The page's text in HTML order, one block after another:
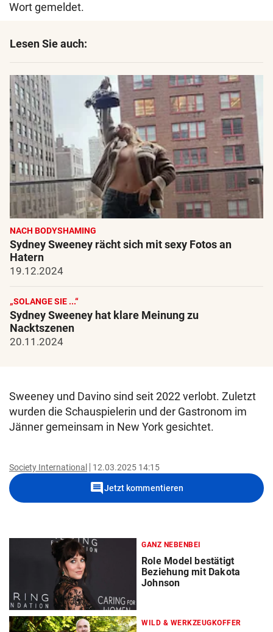
Wort gemeldet.
Lesen Sie auch:
NACH BODYSHAMING
Sydney Sweeney rächt sich mit sexy Fotos an
Hatern
19.12.2024
„SOLANGE SIE ...“
Sydney Sweeney hat klare Meinung zu
Nacktszenen
20.11.2024
Sweeney und Davino sind seit 2022 verlobt. Zuletzt
wurden die Schauspielerin und der Gastronom im
Jänner gemeinsam in New York gesichtet.
Society International 12.03.2025 14:15
commentJetzt kommentieren
GANZ NEBENBEI
Role Model bestätigt
Beziehung mit Dakota
Johnson
WILD & WERKZEUGKOFFER